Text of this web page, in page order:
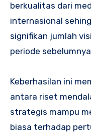
berkualitas dari
internasional
signifikan jumlah
periode
Keberhasilan ini
antara riset
strategis mampu
biasa terhadap